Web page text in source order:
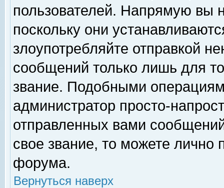
пользователей. Напрямую вы
поскольку они
злоупотребляйте отправкой
сообщений только лишь для
звание. Подобными
администратор просто-
отправленных вами
свое звание, то можете лично
форума.
Вернуться наверх